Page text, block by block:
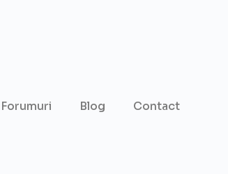
Forumuri Blog Contact